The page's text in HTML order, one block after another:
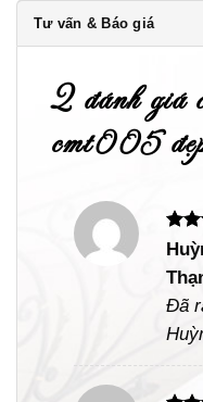
Tư vấn & Báo giá
2 đánh giá
cmt005
hạng
sao
Đã